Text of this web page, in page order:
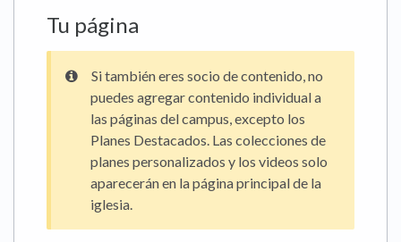
Tu página
Si también eres socio de contenido, no
puedes agregar contenido individual a
las páginas del campus, excepto los
Planes Destacados. Las colecciones de
planes personalizados y los videos solo
aparecerán en la página principal de la
iglesia.